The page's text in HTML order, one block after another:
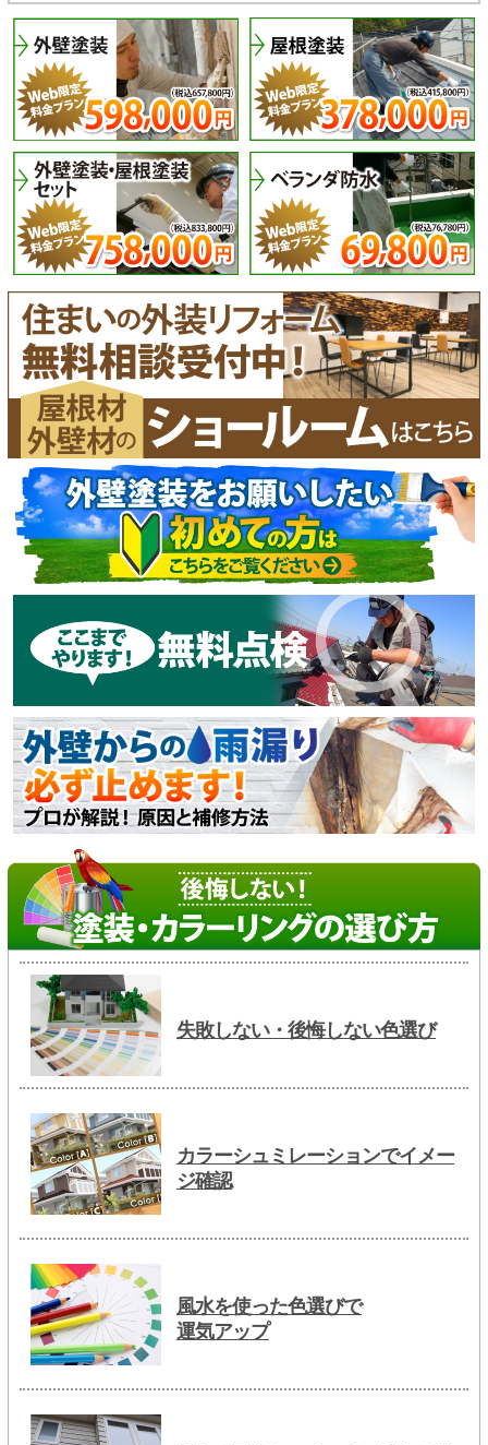
失敗しない・後悔しない色選び
カラーシュミレーションでイメー
ジ確認
風水を使った色選びで
運気アップ